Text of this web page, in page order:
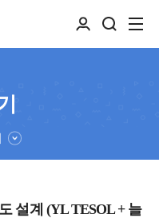
설계 (YL TESOL + 늘